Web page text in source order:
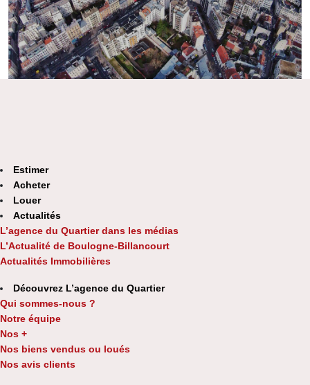
Estimer
Acheter
Louer
Actualités
L’agence du Quartier dans les médias
L’Actualité de Boulogne-Billancourt
Actualités Immobilières
Découvrez L’agence du Quartier
Qui sommes-nous ?
Notre équipe
Nos +
Nos biens vendus ou loués
Nos avis clients